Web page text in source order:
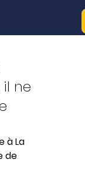
ne
à La
de